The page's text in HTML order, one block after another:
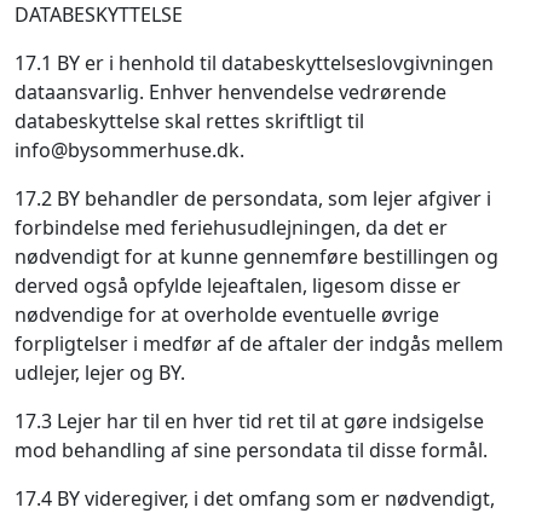
DATABESKYTTELSE
17.1 BY er i henhold til databeskyttelseslovgivningen
dataansvarlig. Enhver henvendelse vedrørende
databeskyttelse skal rettes skriftligt til
info@bysommerhuse.dk.
17.2 BY behandler de persondata, som lejer afgiver i
forbindelse med feriehusudlejningen, da det er
nødvendigt for at kunne gennemføre bestillingen og
derved også opfylde lejeaftalen, ligesom disse er
nødvendige for at overholde eventuelle øvrige
forpligtelser i medfør af de aftaler der indgås mellem
udlejer, lejer og BY.
17.3 Lejer har til en hver tid ret til at gøre indsigelse
mod behandling af sine persondata til disse formål.
17.4 BY videregiver, i det omfang som er nødvendigt,